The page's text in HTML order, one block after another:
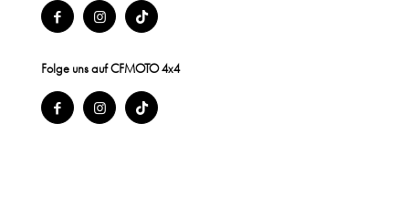
Folge uns auf CFMOTO 4x4